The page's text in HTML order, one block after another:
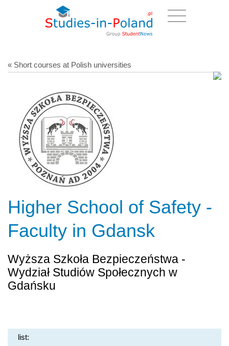
« Short courses at Polish universities
Higher School of Safety -
Faculty in Gdansk
Wyższa Szkoła Bezpieczeństwa -
Wydział Studiów Społecznych w
Gdańsku
list: